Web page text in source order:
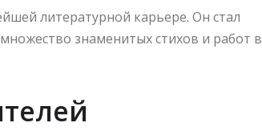
литературной карьере. Он стал
знаменитых стихов и работ в